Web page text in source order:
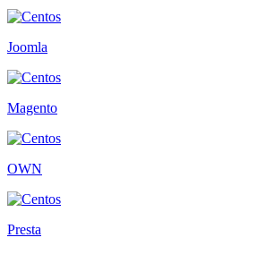
Joomla
Magento
OWN
Presta